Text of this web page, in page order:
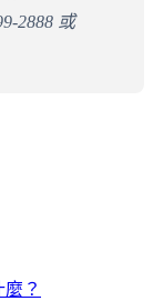
2888 或
？